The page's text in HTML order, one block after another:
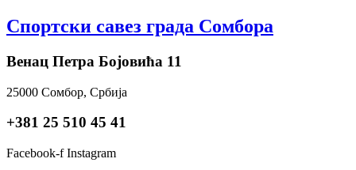
Skip
to
Спортски савез града Сомбора
Венац Петра Бојовића 11
25000 Сомбор, Србија
+381 25 510 45 41
Facebook-f Instagram